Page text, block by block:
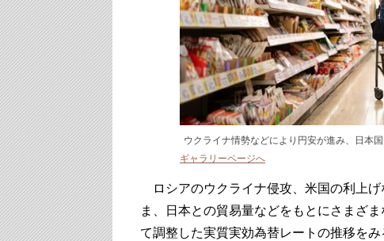
ウクライナ情勢などにより円安が進み、日本
ギャラリーページへ
ロシアのウクライナ侵攻、米国の利上
ま、日本との貿易量などをもとにさまざ
て調整した実質実効為替レートの推移を